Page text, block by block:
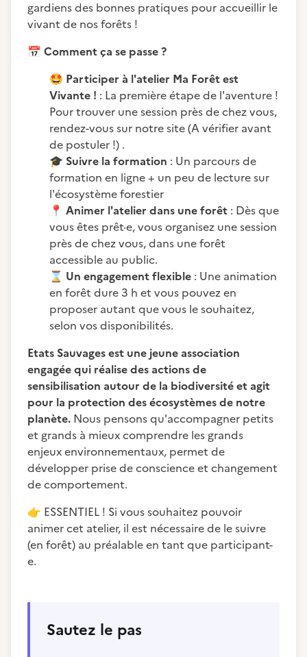
gardiens des bonnes pratiques pour accueillir le
vivant de nos forêts !
📅 Comment ça se passe ?
🤩 Participer à l'atelier Ma Forêt est
Vivante ! : La première étape de l'aventure !
Pour trouver une session près de chez vous,
rendez-vous sur notre site (A vérifier avant
de postuler !) .
🎓 Suivre la formation : Un parcours de
formation en ligne + un peu de lecture sur
l'écosystème forestier
📍 Animer l'atelier dans une forêt : Dès que
vous êtes prêt·e, vous organisez une session
près de chez vous, dans une forêt
accessible au public.
⌛ Un engagement flexible : Une animation
en forêt dure 3 h et vous pouvez en
proposer autant que vous le souhaitez,
selon vos disponibilités.
Etats Sauvages est une jeune association
engagée qui réalise des actions de
sensibilisation autour de la biodiversité et agit
pour la protection des écosystèmes de notre
planète. Nous pensons qu'accompagner petits
et grands à mieux comprendre les grands
enjeux environnementaux, permet de
développer prise de conscience et changement
de comportement.
👉 ESSENTIEL ! Si vous souhaitez pouvoir
animer cet atelier, il est nécessaire de le suivre
(en forêt) au préalable en tant que participant-
e.
Sautez le pas